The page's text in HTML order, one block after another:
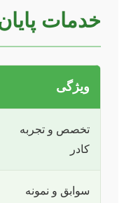
خدمات
ویژگی
تخصص و تجربه
کادر
سوابق و نمونه